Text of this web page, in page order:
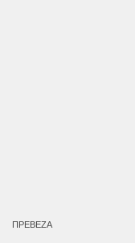
ΠΡΕΒΕΖΑ